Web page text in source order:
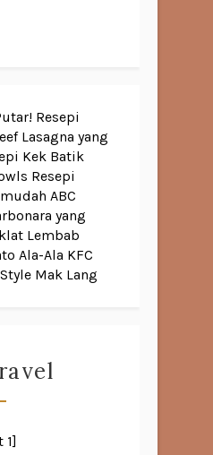
Resepi
Lasagna yang
Kek Batik
Resepi
ABC
yang
Lembab
Ala-Ala KFC
Mak Lang
1]